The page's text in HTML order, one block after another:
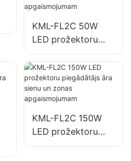
KML-FL2C 50W
LED prožektoru
piegādātājs āra
reklāmas stendiem
un lielizmēra
izkārtņu
KML-FL2C 150W
LED prožektoru
piegādātājs āra